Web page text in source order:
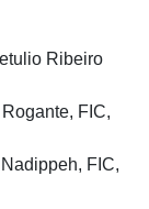
Ribeiro
FIC,
FIC,